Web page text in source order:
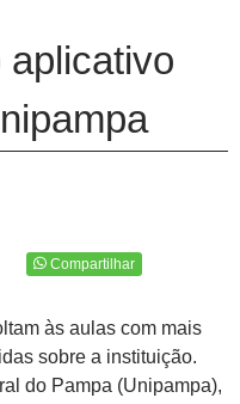
Compartilhar
às aulas com mais
sobre a instituição.
do Pampa (Unipampa),